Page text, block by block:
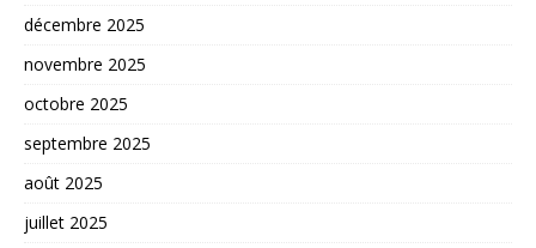
décembre 2025
novembre 2025
octobre 2025
septembre 2025
août 2025
juillet 2025